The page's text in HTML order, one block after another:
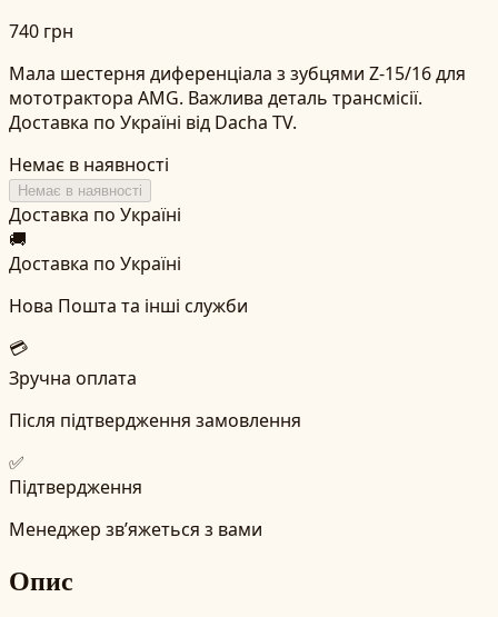
740 грн
Мала шестерня диференціала з зубцями Z-15/16 для
мототрактора AMG. Важлива деталь трансмісії.
Доставка по Україні від Dacha TV.
Немає в наявності
Немає в наявності
Доставка по Україні
🚚
Доставка по Україні
Нова Пошта та інші служби
💳
Зручна оплата
Після підтвердження замовлення
✅
Підтвердження
Менеджер зв’яжеться з вами
Опис